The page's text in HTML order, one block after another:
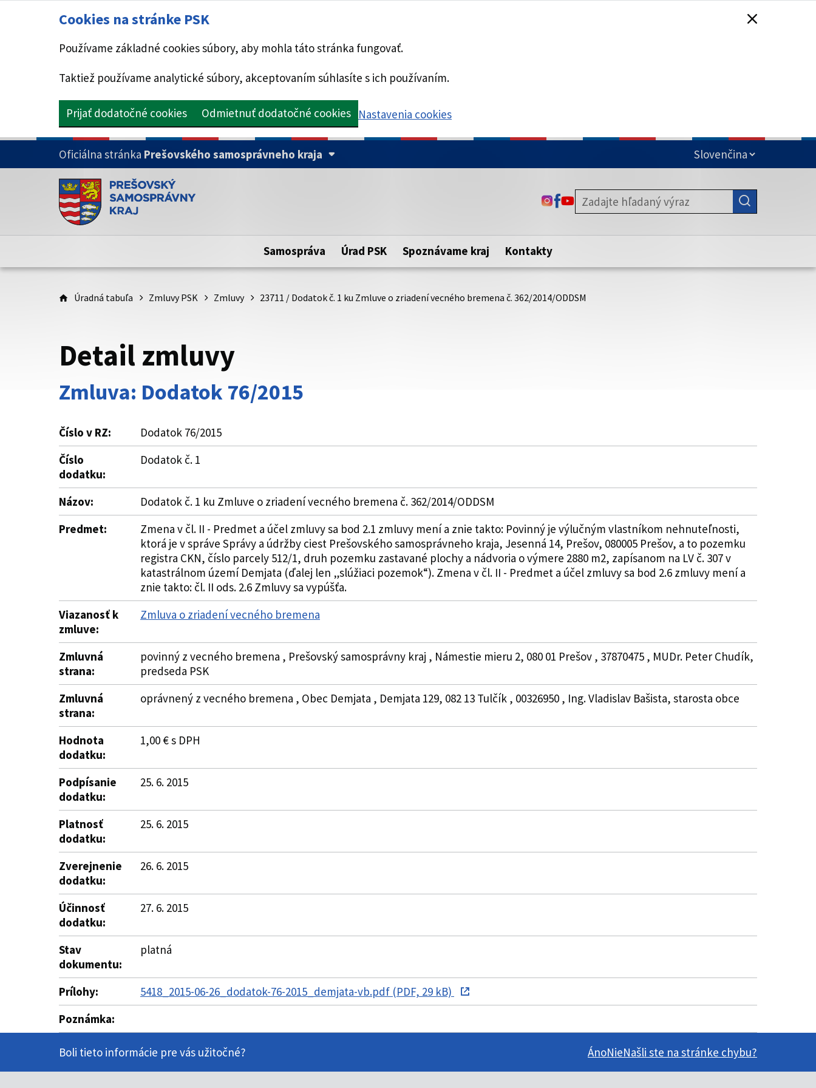
Cookies na stránke PSK
Používame základné cookies súbory, aby mohla táto stránka fungovať.
Taktiež používame analytické súbory, akceptovaním súhlasíte s ich používaním.
Prijať dodatočné cookies Odmietnuť dodatočné cookies Nastavenia cookies
PRESKOČIŤ NA HLAVNÝ OBSAH
Oficiálna stránka Prešovského samosprávneho kraja
Doména psk.sk je oficiálna
Toto je oficiálna webová stránka Prešovského samosprávneho kraja.
Táto stránka je zabezpečená
zabezpečenú webovú stránku. Zabezpečená stránka vždy začína
https:// pred názvom domény webového sídla.
ODKAZ SA OTVORÍ NA NOVEJ KARTE
ODKAZ SA OTVORÍ NA NOVEJ KARTE
ODKAZ SA OTVORÍ NA NOVEJ KARTE
Samospráva Úrad PSK Spoznávame kraj Kontakty
Úradná tabuľa Zmluvy PSK Zmluvy 23711 / Dodatok č. 1 ku Zmluve o zriadení vecného bremena č. 362/2014/ODDSM
Detail zmluvy
Zmluva: Dodatok 76/2015
Číslo v RZ:
Dodatok 76/2015
Číslo
dodatku:
Dodatok č. 1
Názov:
Dodatok č. 1 ku Zmluve o zriadení vecného bremena č. 362/2014/ODDSM
Predmet:
Zmena v čl. II - Predmet a účel zmluvy sa bod 2.1 zmluvy mení a znie takto: Povinný je výlučným vlastníkom nehnuteľnosti,
ktorá je v správe Správy a údržby ciest Prešovského samosprávneho kraja, Jesenná 14, Prešov, 080005 Prešov, a to pozemku
registra CKN, číslo parcely 512/1, druh pozemku zastavané plochy a nádvoria o výmere 2880 m2, zapísanom na LV č. 307 v
katastrálnom území Demjata (ďalej len „slúžiaci pozemok“). Zmena v čl. II - Predmet a účel zmluvy sa bod 2.6 zmluvy mení a
znie takto: čl. II ods. 2.6 Zmluvy sa vypúšťa.
Viazanosť k
zmluve:
Zmluva o zriadení vecného bremena
Zmluvná
strana:
povinný z vecného bremena , Prešovský samosprávny kraj , Námestie mieru 2, 080 01 Prešov , 37870475 , MUDr. Peter Chudík,
predseda PSK
Zmluvná
strana:
oprávnený z vecného bremena , Obec Demjata , Demjata 129, 082 13 Tulčík , 00326950 , Ing. Vladislav Bašista, starosta obce
Hodnota
dodatku:
1,00 € s DPH
Podpísanie
dodatku:
25. 6. 2015
Platnosť
dodatku:
25. 6. 2015
Zverejnenie
dodatku:
26. 6. 2015
Účinnosť
dodatku:
27. 6. 2015
Stav
dokumentu:
platná
Prílohy:
5418_2015-06-26_dodatok-76-2015_demjata-vb.pdf (PDF, 29 kB)
Poznámka:
Boli tieto informácie pre vás užitočné? ÁnoNieNašli ste na stránke chybu?